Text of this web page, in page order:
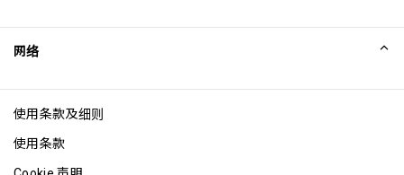
Excellence Awards
博客
网络
使用条款及细则
使用条款